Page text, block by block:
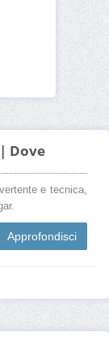
Dove
e tecnica,
Approfondisci